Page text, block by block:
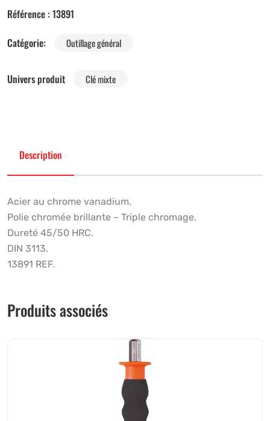
Référence : 13891
Catégorie:
Outillage général
Univers produit Clé mixte
Description
Acier au chrome vanadium.
Polie chromée brillante – Triple chromage.
Dureté 45/50 HRC.
DIN 3113.
13891 REF.
Produits associés